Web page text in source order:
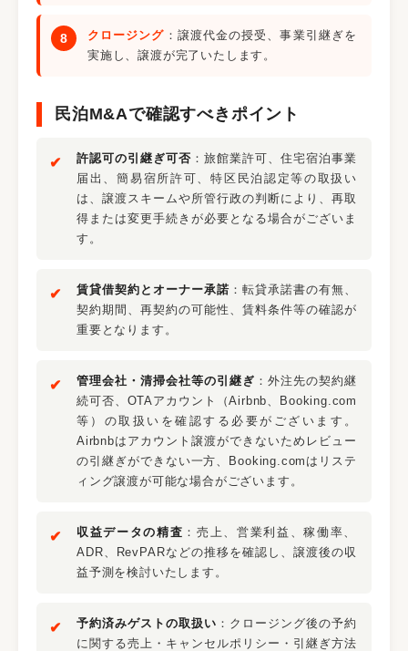
クロージング ：譲渡代金の授受、事業引継ぎを
実施し、譲渡が完了いたします。
民泊M&Aで確認すべきポイント
許認可の引継ぎ可否 ：旅館業許可、住宅宿泊事業
届出、簡易宿所許可、特区民泊認定等の取扱い
は、譲渡スキームや所管行政の判断により、再取
得または変更手続きが必要となる場合がございま
す。
賃貸借契約とオーナー承諾 ：転貸承諾書の有無、
契約期間、再契約の可能性、賃料条件等の確認が
重要となります。
管理会社・清掃会社等の引継ぎ ：外注先の契約継
続可否、OTAアカウント（Airbnb、Booking.com
等）の取扱いを確認する必要がございます。
Airbnbはアカウント譲渡ができないためレビュー
の引継ぎができない一方、Booking.comはリステ
ィング譲渡が可能な場合がございます。
収益データの精査 ：売上、営業利益、稼働率、
ADR、RevPARなどの推移を確認し、譲渡後の収
益予測を検討いたします。
予約済みゲストの取扱い ：クロージング後の予約
に関する売上・キャンセルポリシー・引継ぎ方法